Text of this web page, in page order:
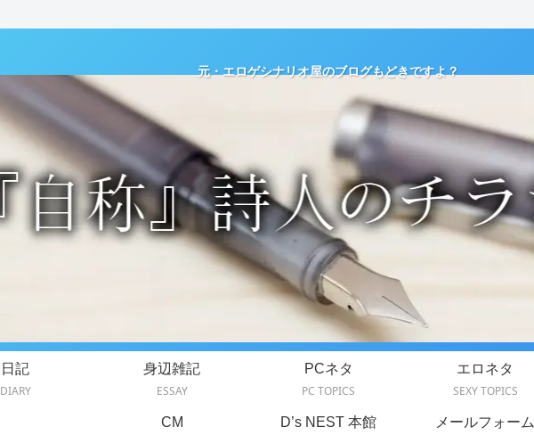
元・エロゲシナリオ屋のブログもどきですよ？
日記
DIARY
身辺雑記
ESSAY
PCネタ
PC TOPICS
エロネタ
SEXY TOPICS
CM
D’s NEST 本館
メールフォーム